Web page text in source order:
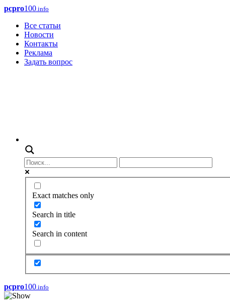
pcpro100.info
Все статьи
Новости
Контакты
Реклама
Задать вопрос
Exact matches only
Search in title
Search in content
pcpro100.info